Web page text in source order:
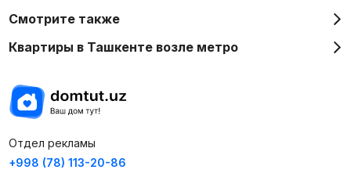
Смотрите также
Квартиры в Ташкенте возле метро
Отдел рекламы
+998 (78) 113-20-86